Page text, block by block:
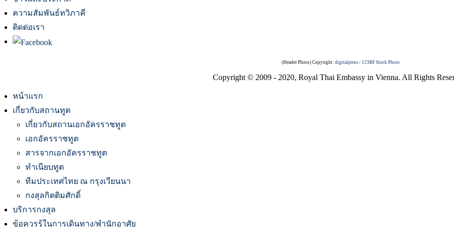
ความสัมพันธ์ทวิภาคี
ติดต่อเรา
(Header Photo) Copyright: digitalpress / 123RF Stock Photo
Copyright © 2009 - 2020, Royal Thai Embassy in Vienna. All Rights
หน้าแรก
เกี่ยวกับสถานทูต
เกี่ยวกับสถานเอกอัครราชทูต
เอกอัครราชทูต
สารจากเอกอัครราชทูต
ทำเนียบทูต
ทีมประเทศไทย ณ กรุงเวียนนา
กงสุลกิตติมศักดิ์
บริการกงสุล
ข้อควรรู้ในการเดินทาง/พำนักอาศัย